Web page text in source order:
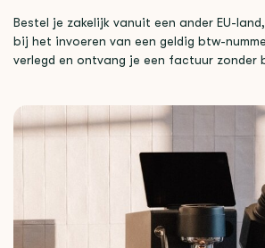
Bestel je zakelijk vanuit een ander EU-
bij het invoeren van een geldig btw-
verlegd en ontvang je een factuur zonder